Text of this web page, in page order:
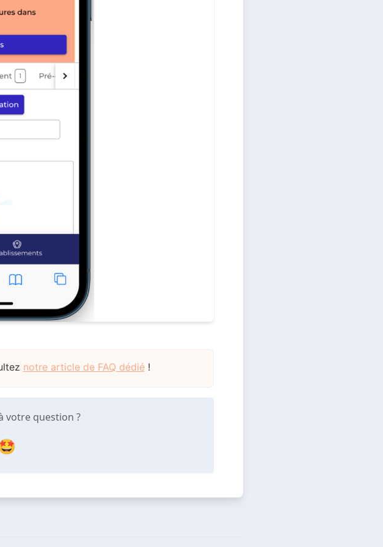
notre article de FAQ dédié!
votre question ?